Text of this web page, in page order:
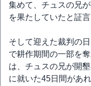
集めて、チュスの兄
を果たしていたと証
そして迎えた裁判の
で耕作期間の一部を
は、チュスの兄が開
に就いた45日間があ